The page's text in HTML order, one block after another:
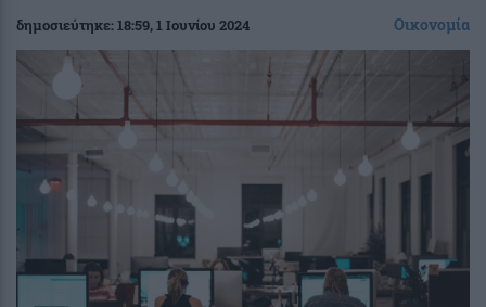
δημοσιεύτηκε:18:59, 1 Ιουνίου 2024 Οικονομία